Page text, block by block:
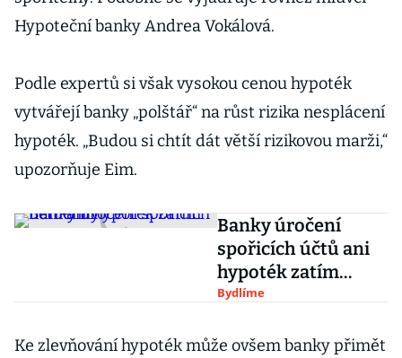
Hypoteční banky Andrea Vokálová.
Podle expertů si však vysokou cenou hypoték
vytvářejí banky „polštář“ na růst rizika nesplácení
hypoték. „Budou si chtít dát větší rizikovou marži,“
upozorňuje Eim.
Banky úročení
spořicích účtů ani
hypoték zatím
neměnily
Bydlíme
Ke zlevňování hypoték může ovšem banky přimět